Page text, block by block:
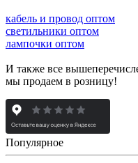
кабель и провод оптом
светильники оптом
лампочки оптом
И также все
мы продаем в розницу!
Популярное